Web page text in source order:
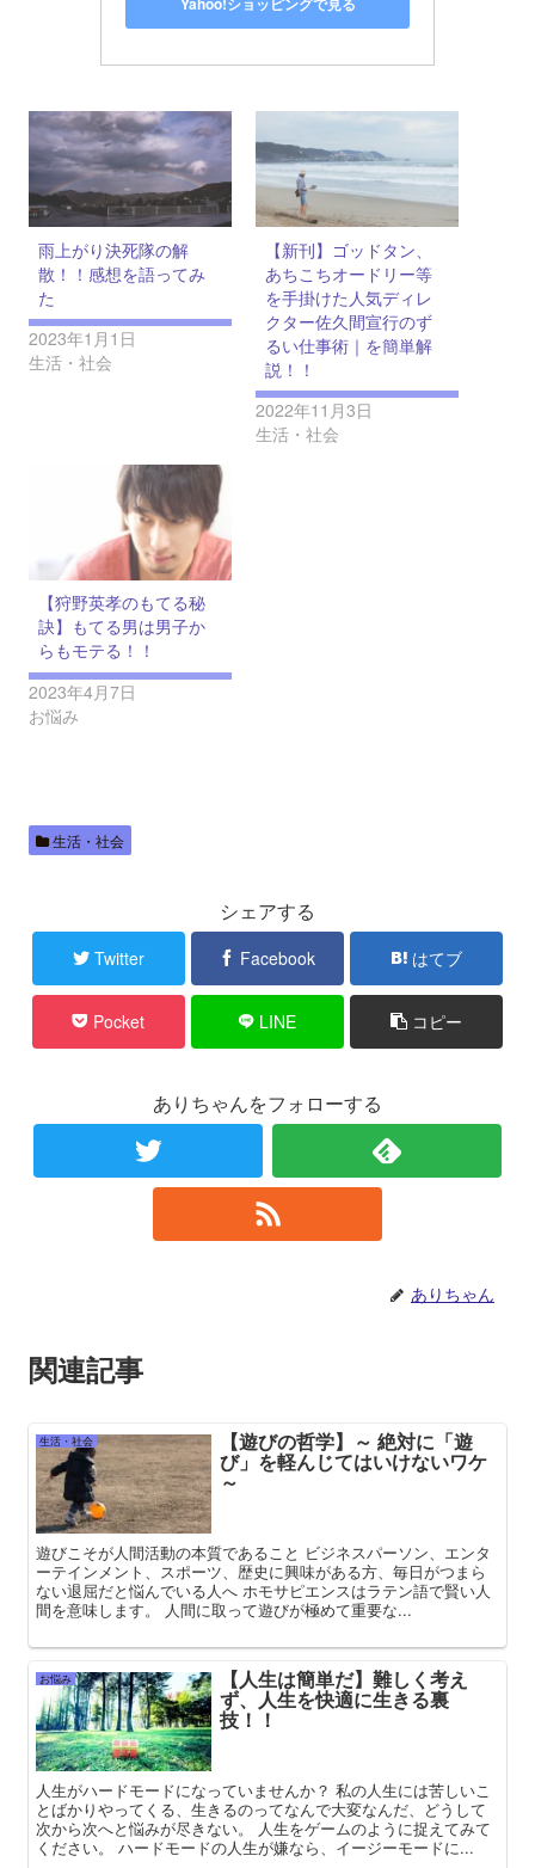
雨上がり決死隊の解
散！！感想を語ってみ
た
2023年1月1日
生活・社会
【新刊】ゴッドタン、
あちこちオードリー等
を手掛けた人気ディレ
クター佐久間宣行のず
るい仕事術｜を簡単解
説！！
2022年11月3日
生活・社会
【狩野英孝のもてる秘
訣】もてる男は男子か
らもモテる！！
2023年4月7日
お悩み
生活・社会
シェアする
Twitter Facebook はてブ
Pocket LINE コピー
ありちゃんをフォローする
ありちゃん
関連記事
生活・社会 【遊びの哲学】～ 絶対に「遊
び」を軽んじてはいけないワケ
～
遊びこそが人間活動の本質であること ビジネスパーソン、エンタ
ーテインメント、スポーツ、歴史に興味がある方、毎日がつまら
ない退屈だと悩んでいる人へ ホモサピエンスはラテン語で賢い人
間を意味します。 人間に取って遊びが極めて重要な...
お悩み 【人生は簡単だ】難しく考え
ず、人生を快適に生きる裏
技！！
人生がハードモードになっていませんか？ 私の人生には苦しいこ
とばかりやってくる、生きるのってなんで大変なんだ、どうして
次から次へと悩みが尽きない。 人生をゲームのように捉えてみて
ください。 ハードモードの人生が嫌なら、イージーモードに...